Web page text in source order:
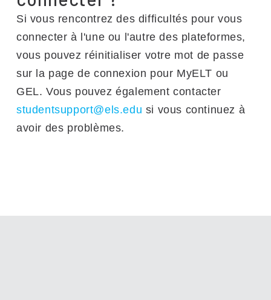
Si vous rencontrez des difficultés pour vous
connecter à l'une ou l'autre des plateformes,
vous pouvez réinitialiser votre mot de passe
sur la page de connexion pour MyELT ou
GEL. Vous pouvez également contacter
studentsupport@els.edu si vous continuez à
avoir des problèmes.